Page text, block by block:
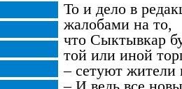
То и дело в
жалобами на то,
что Сыктывкар
той или иной
– сетуют жители